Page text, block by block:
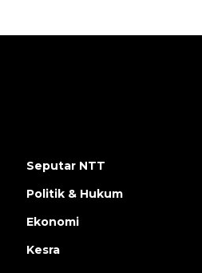
Seputar NTT
Politik & Hukum
Ekonomi
Kesra